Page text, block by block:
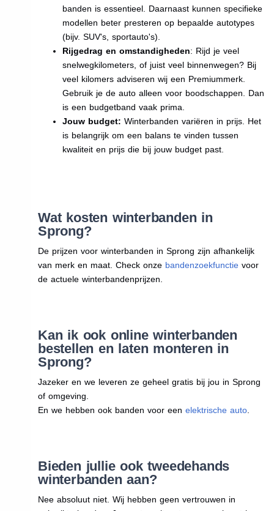
banden is essentieel. Daarnaast kunnen specifieke
modellen beter presteren op bepaalde autotypes
(bijv. SUV's, sportauto's).
Rijgedrag en omstandigheden: Rijd je veel
snelwegkilometers, of juist veel binnenwegen? Bij
veel kilomers adviseren wij een Premiummerk.
Gebruik je de auto alleen voor boodschappen. Dan
is een budgetband vaak prima.
Jouw budget: Winterbanden variëren in prijs. Het
is belangrijk om een balans te vinden tussen
kwaliteit en prijs die bij jouw budget past.
Wat kosten winterbanden in
Sprong?
De prijzen voor winterbanden in Sprong zijn afhankelijk
van merk en maat. Check onze bandenzoekfunctievoor
de actuele winterbandenprijzen.
Kan ik ook online winterbanden
bestellen en laten monteren in
Sprong?
Jazeker en we leveren ze geheel gratis bij jou in Sprong
of omgeving.
En we hebben ook banden voor een elektrische auto.
Bieden jullie ook tweedehands
winterbanden aan?
Nee absoluut niet. Wij hebben geen vertrouwen in